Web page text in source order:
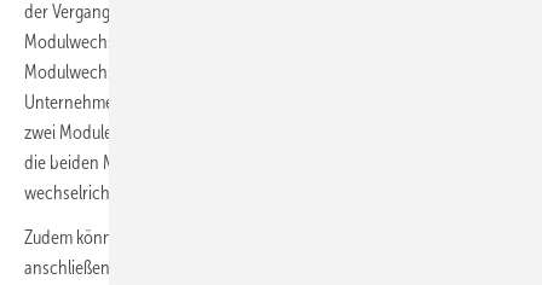
der Vergangenheit neben Leistungsoptimierer auch
Modulwechselrichter etabliert. Eine ganz neue Version eines
Modulwechselrichters wird Atmoce (B4.470) präsentieren. Dem
Unternehmen ist es gelungen, einen Wechselrichter zu entwerfen, der
zwei Module gleichzeitig aufnehmen kann. Das Besondere: Er kann
die beiden Module unterschiedlich im jeweiligen Optimum
wechselrichten.
Zudem können Monteure auch die modernen und großen Module
anschließen. Denn das Gerät verträgt insgesamt bis zu 1.200 Watt